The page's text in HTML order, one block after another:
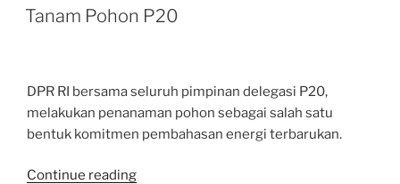
kepada
ON
Tanam Pohon P20
DPR RI bersama seluruh pimpinan delegasi P20,
melakukan penanaman pohon sebagai salah satu
bentuk komitmen pembahasan energi terbarukan.
Continue reading“Tanam